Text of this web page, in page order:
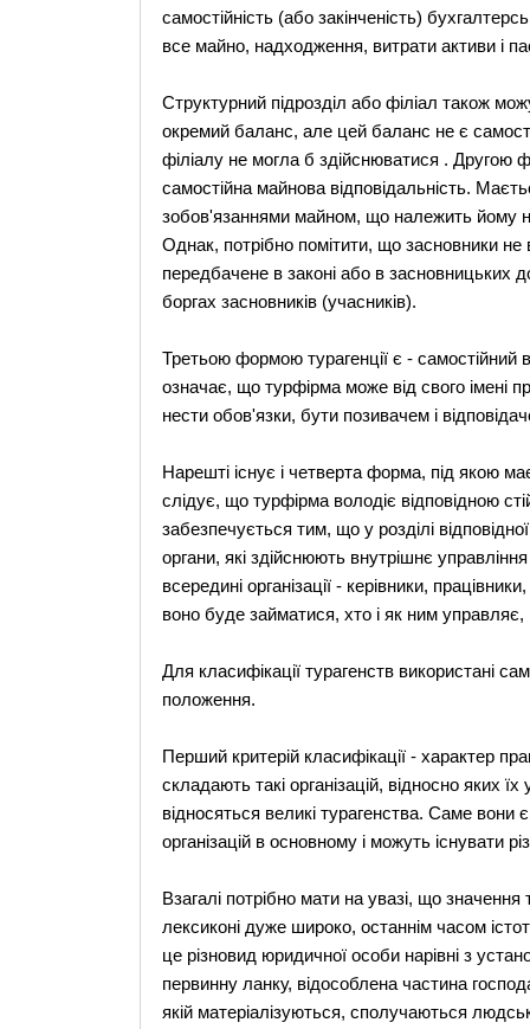
самостійність (або закінченість)
все майно, надходження, витрати активи і
Структурний підрозділ або філіал також
окремий баланс, але цей баланс не є
філіалу не могла б здійснюватися . Другою
самостійна майнова відповідальність.
зобов'язаннями майном, що належить йому
Однак, потрібно помітити, що засновники
передбачене в законі або в засновницьких
боргах засновників (учасників).
Третьою формою турагенції є - самостійний
означає, що турфірма може від свого імені
нести обов'язки, бути позивачем і
Нарешті існує і четверта форма, під якою
слідує, що турфірма володіє відповідною
забезпечується тим, що у розділі
органи, які здійснюють внутрішнє управління
всередині організації - керівники,
воно буде займатися, хто і як ним
Для класифікації турагенств використані
положення.
Перший критерій класифікації - характер
складають такі організацій, відносно яких
відносяться великі турагенства. Саме
організацій в основному і можуть існувати
Взагалі потрібно мати на увазі, що
лексиконі дуже широко, останнім часом
це різновид юридичної особи нарівні з
первинну ланку, відособлена частина
якій матеріалізуються, сполучаються